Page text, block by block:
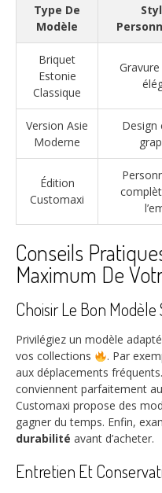
Type De
Modèle
Briquet
Estonie
Classique
Version Asie
Moderne
Design
Édition
Customaxi
Conseils
Maximum De
Choisir Le Bon Modèle
Privilégiez un modèle
vos collections
. Par
aux déplacements
conviennent parfaitement
Customaxi propose des
gagner du temps. Enfin,
durabilité avant d’acheter.
Entretien Et